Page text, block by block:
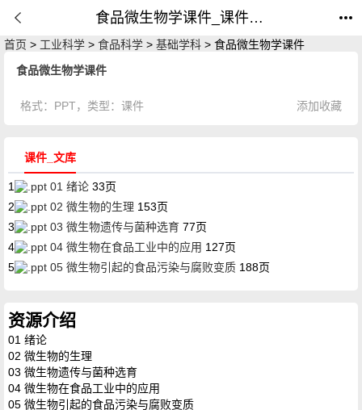
食品微生物学课件_课件_公开课网
首页 > 工业科学 > 食品科学 > 基础学科 > 食品微生物学课件
食品微生物学课件
格式： PPT，类型： 课件 添加收藏
课件_文库
1 01 绪论 33页
2
02 微生物的生理 153页
3
03 微生物遗传与菌种选育 77页
4
04 微生物在食品工业中的应用 127页
5
05 微生物引起的食品污染与腐败变质 188页
资源介绍
01 绪论
02 微生物的生理
03 微生物遗传与菌种选育
04 微生物在食品工业中的应用
05 微生物引起的食品污染与腐败变质